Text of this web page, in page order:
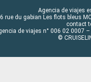
Agencia de viajes
rue du gabian Les flots bleus
contact
de viajes n° 006 02 0007
©